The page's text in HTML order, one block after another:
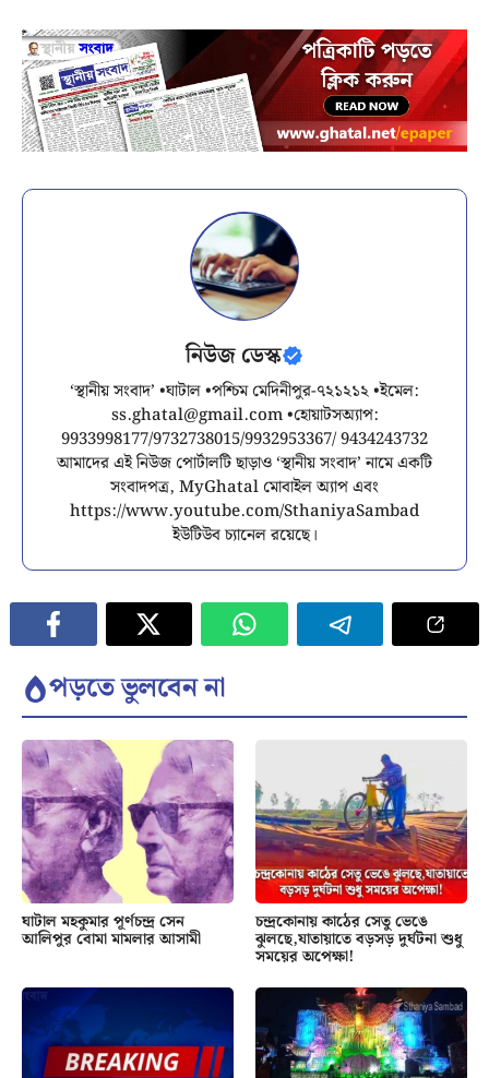
নিউজ ডেস্ক
‘স্থানীয় সংবাদ’ •ঘাটাল •পশ্চিম মেদিনীপুর-৭২১২১২ •ইমেল:
ss.ghatal@gmail.com•হোয়াটসঅ্যাপ:
9933998177/9732738015/9932953367/ 9434243732
আমাদের এই নিউজ পোর্টালটি ছাড়াও ‘স্থানীয় সংবাদ’ নামে একটি
সংবাদপত্র, MyGhatal মোবাইল অ্যাপ এবং
https://www.youtube.com/SthaniyaSambad
ইউটিউব চ্যানেল রয়েছে।
পড়তে ভুলবেন না
ঘাটাল মহকুমার পূর্ণচন্দ্র সেন
আলিপুর বোমা মামলার আসামী
চন্দ্রকোনায় কাঠের সেতু ভেঙে
ঝুলছে,যাতায়াতে বড়সড় দুর্ঘটনা শুধু
সময়ের অপেক্ষা!